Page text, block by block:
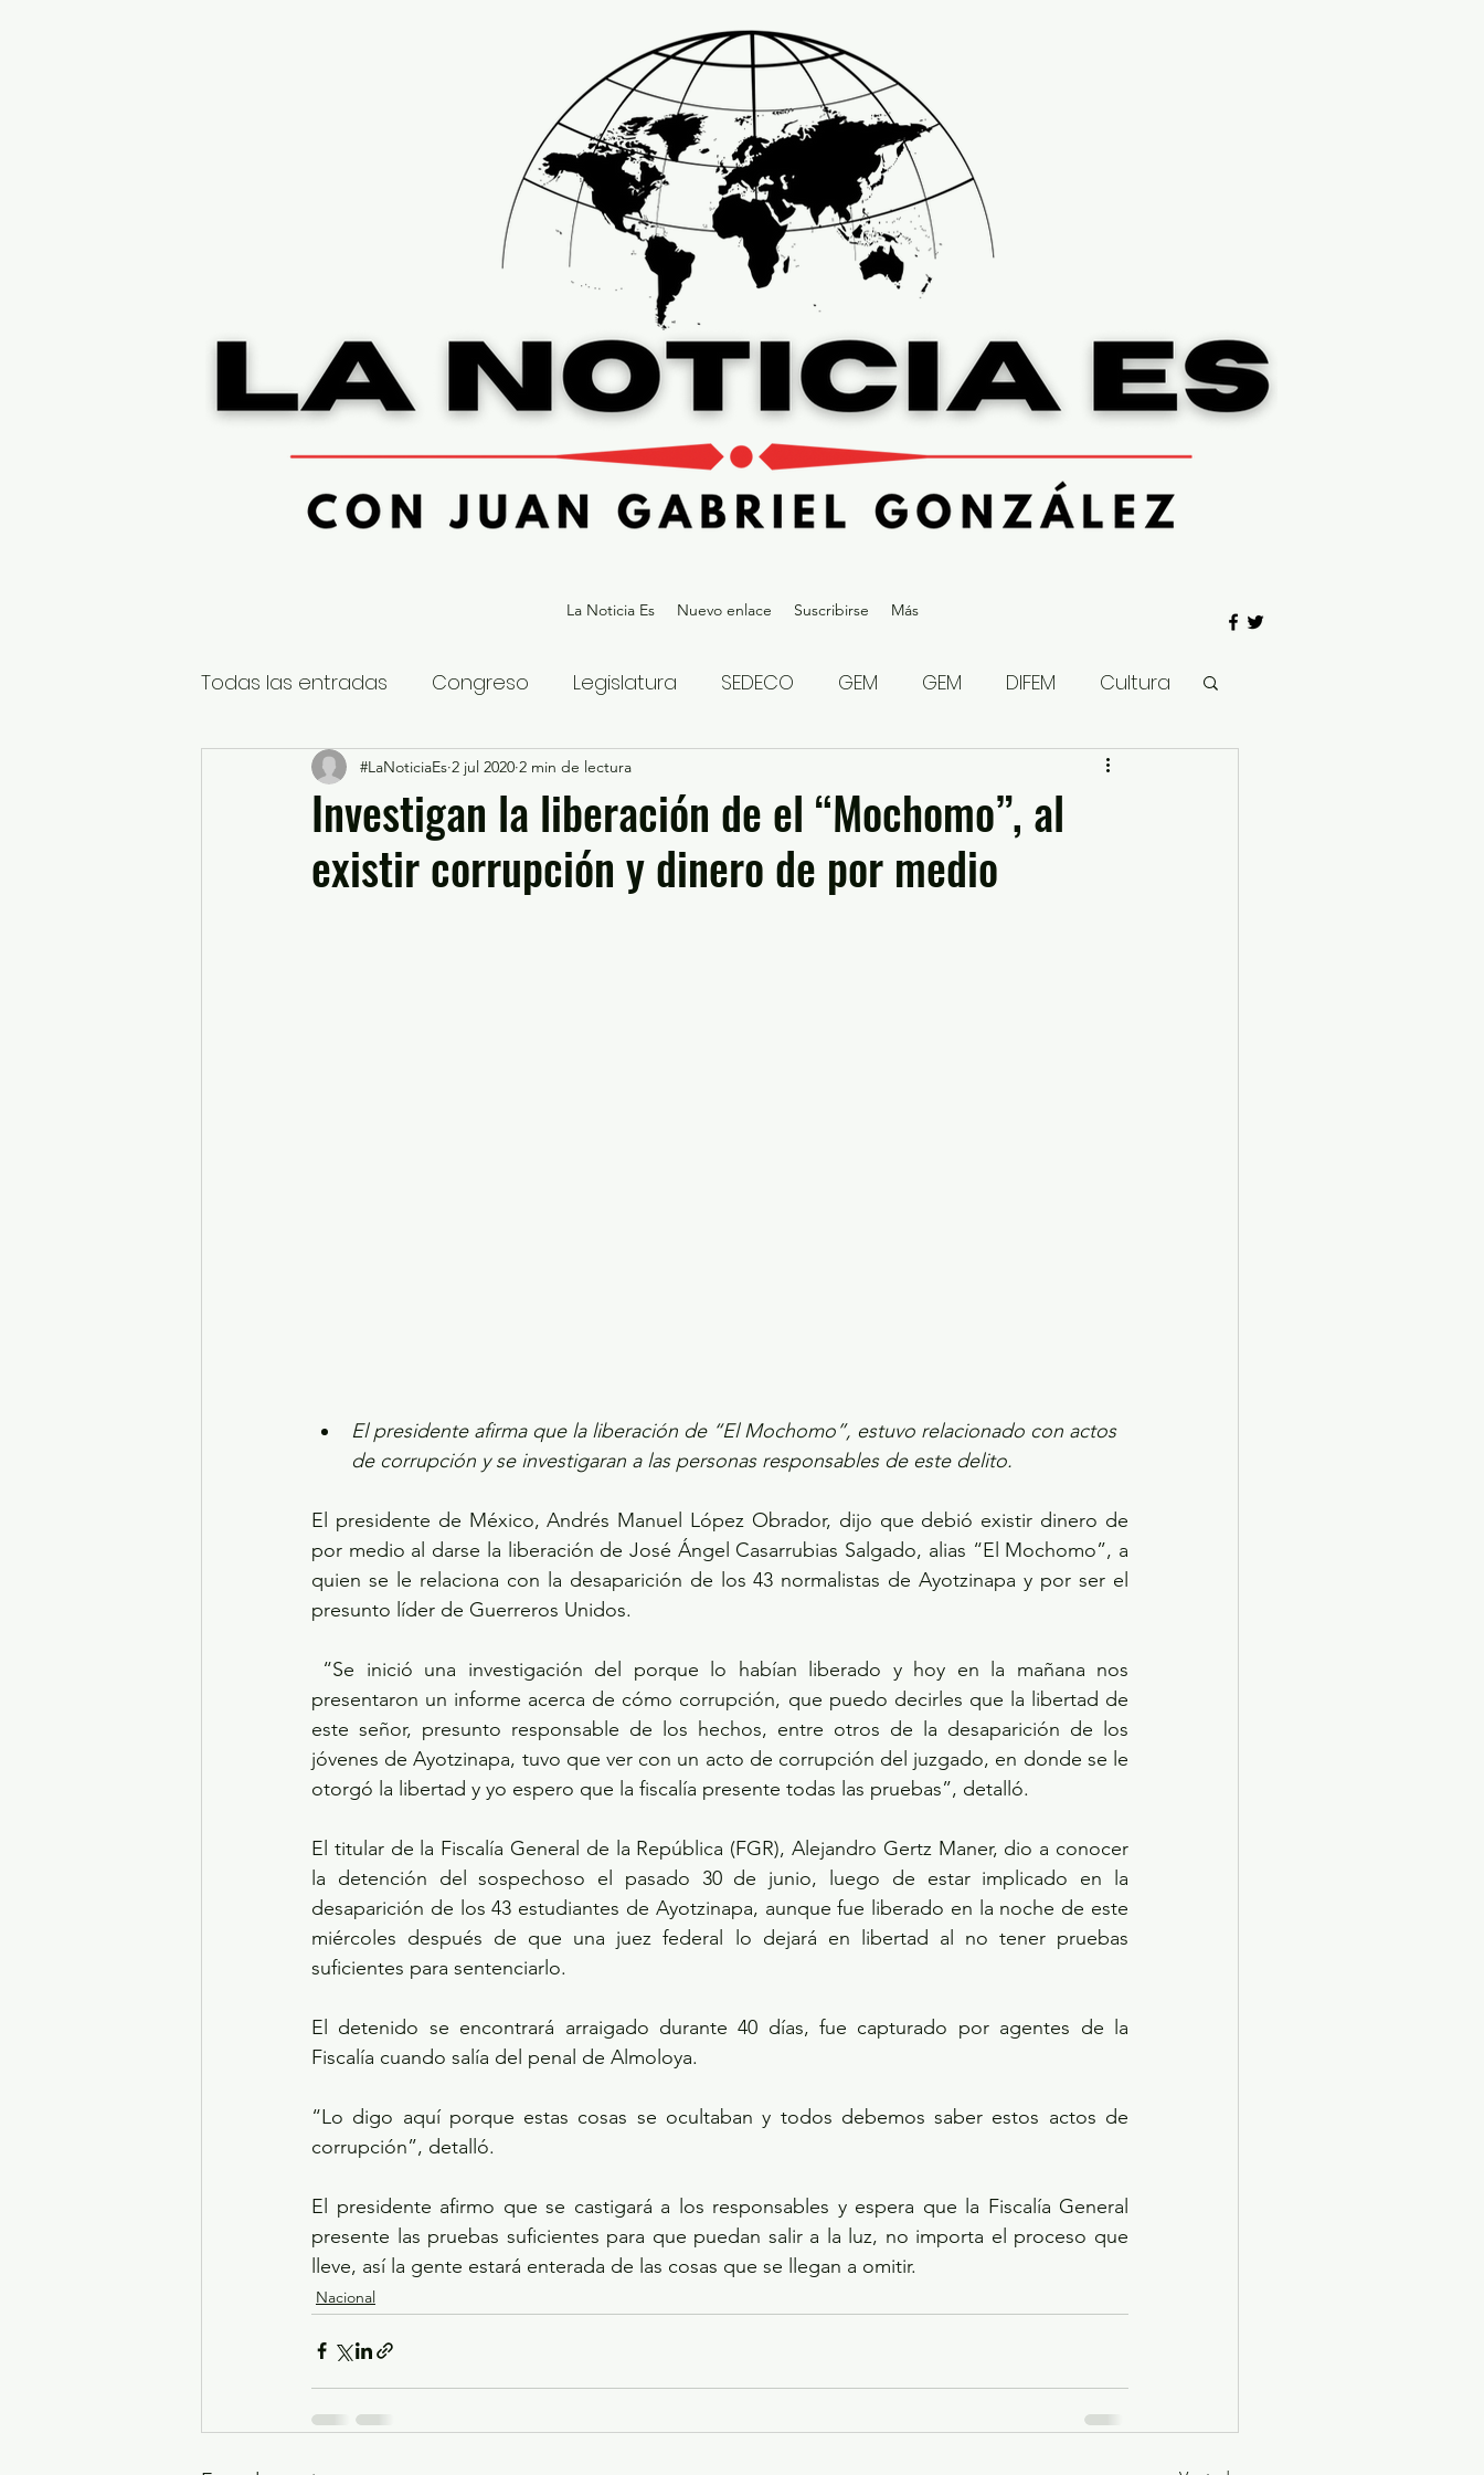
La Noticia Es Nuevo enlace Suscribirse Más
Todas las entradas Congreso Legislatura SEDECO GEM GEM DIFEM Cultura
Nacional Estatal Gubernatura Edoméx 2023
Educación y Cultura Seguridad y Justicia Denuncia Ciudadana
Investigan la liberación de el “Mochomo”, al
existir corrupción y dinero de por medio
#LaNoticiaEs 2 jul 2020 2 min de lectura
El presidente afirma que la liberación de “El Mochomo”, estuvo relacionado con actos
de corrupción y se investigaran a las personas responsables de este delito.
El presidente de México, Andrés Manuel López Obrador, dijo que debió existir dinero de
por medio al darse la liberación de José Ángel Casarrubias Salgado, alias “El Mochomo”, a
quien se le relaciona con la desaparición de los 43 normalistas de Ayotzinapa y por ser el
presunto líder de Guerreros Unidos.
presentaron un informe acerca de cómo corrupción, que puedo decirles que la libertad de
este señor, presunto responsable de los hechos, entre otros de la desaparición de los
jóvenes de Ayotzinapa, tuvo que ver con un acto de corrupción del juzgado, en donde se le
otorgó la libertad y yo espero que la fiscalía presente todas las pruebas”, detalló.
El titular de la Fiscalía General de la República (FGR), Alejandro Gertz Maner, dio a conocer
la detención del sospechoso el pasado 30 de junio, luego de estar implicado en la
desaparición de los 43 estudiantes de Ayotzinapa, aunque fue liberado en la noche de este
miércoles después de que una juez federal lo dejará en libertad al no tener pruebas
suficientes para sentenciarlo.
El detenido se encontrará arraigado durante 40 días, fue capturado por agentes de la
Fiscalía cuando salía del penal de Almoloya.
“Lo digo aquí porque estas cosas se ocultaban y todos debemos saber estos actos de
corrupción”, detalló.
El presidente afirmo que se castigará a los responsables y espera que la Fiscalía General
presente las pruebas suficientes para que puedan salir a la luz, no importa el proceso que
lleve, así la gente estará enterada de las cosas que se llegan a omitir.
Nacional